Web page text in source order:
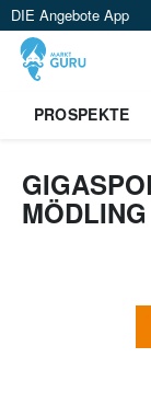
DIE Angebote App
PROSPEKTE
MÖDLING